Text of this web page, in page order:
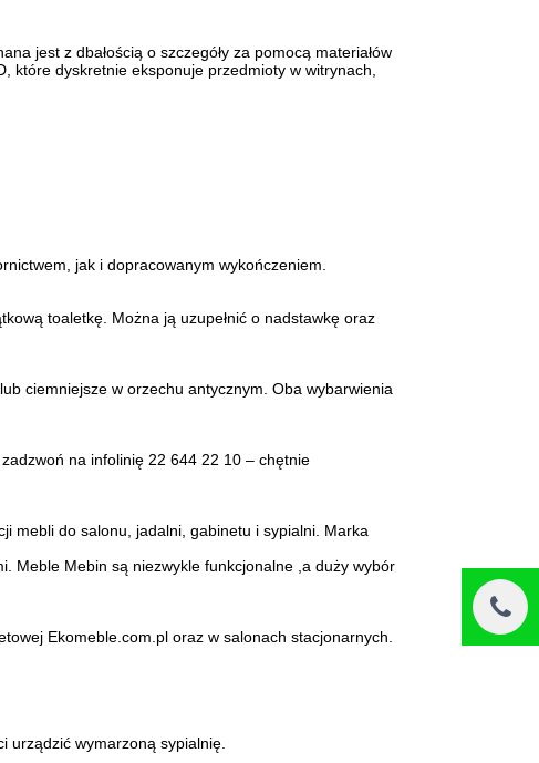
jest z dbałością o szczegóły za pomocą materiałów
które dyskretnie eksponuje przedmioty w witrynach,
jak i dopracowanym wykończeniem.
toaletkę. Można ją uzupełnić o nadstawkę oraz
ciemniejsze w orzechu antycznym. Oba wybarwienia
na infolinię 22 644 22 10 – chętnie
mebli do salonu, jadalni, gabinetu i sypialni. Marka
Meble Mebin są niezwykle funkcjonalne ,a duży wybór
Ekomeble.com.pl oraz w salonach stacjonarnych.
urządzić wymarzoną sypialnię.